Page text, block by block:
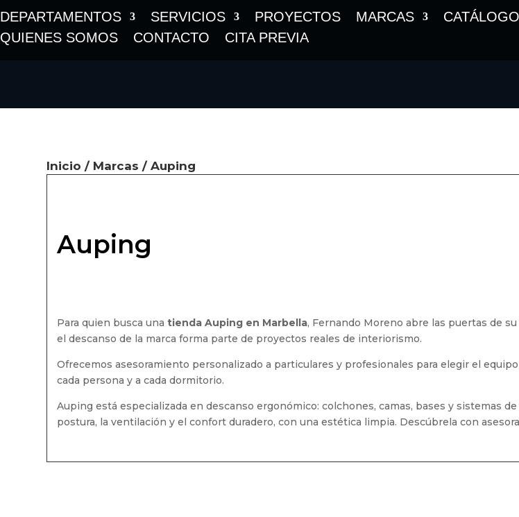
DEPARTAMENTOS SERVICIOS PROYECTOS MARCAS CATÁLOGO
QUIENES SOMOS
CONTACTO CITA PREVIA
Inicio / Marcas / Auping
Auping
Para quien busca una tienda Auping en Marbella, Fernando Moreno abre las puertas de
el descanso de la marca forma parte de proyectos reales de interiorismo.
Ofrecemos asesoramiento personalizado a particulares y profesionales para elegir el
cada persona y a cada dormitorio.
Auping está especializada en descanso ergonómico: colchones, camas, bases y sistemas
postura, la ventilación y el confort duradero, con una estética limpia. Descúbrela con